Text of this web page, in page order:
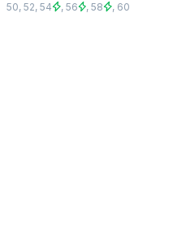
50, 52, 54 , 56 , 58 , 60